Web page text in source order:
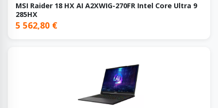
MSI Raider 18 HX AI A2XWIG-270FR Intel Core Ultra 9
285HX
5 562,80 €